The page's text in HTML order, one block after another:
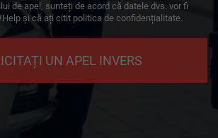
de apel, sunteți de acord că datele dvs. vor fi
și că ați citit politica de confidențialitate.
UN APEL INVERS